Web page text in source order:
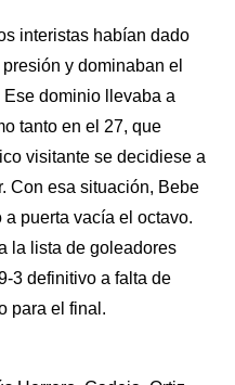
interistas habían dado
y dominaban el
dominio llevaba a
tanto en el 27, que
visitante se decidiese a
Con esa situación, Bebe
puerta vacía el octavo.
la lista de goleadores
3 definitivo a falta de
para el final.